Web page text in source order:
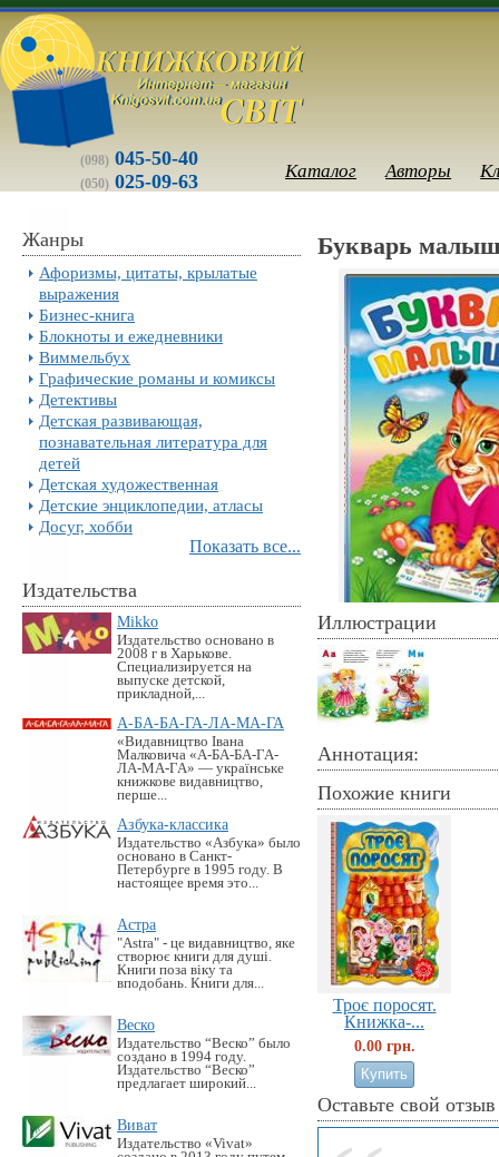
(098) 045-50-40
(050) 025-09-63 Каталог Авторы
Жанры
Афоризмы, цитаты, крылатые
выражения
Бизнес-книга
Блокноты и ежедневники
Виммельбух
Графические романы и комиксы
Детективы
Детская развивающая,
познавательная литература для
детей
Детская художественная
Детские энциклопедии, атласы
Досуг, хобби
Показать все...
Издательства
Mikko
Издательство основано в
2008 г в Харькове.
Специализируется на
выпуске детской,
прикладной,...
А-БА-БА-ГА-ЛА-МА-ГА
«Видавництво Івана
Малковича «А-БА-БА-ГА-
ЛА-МА-ГА» — українське
книжкове видавництво,
перше...
Азбука-классика
Издательство «Азбука» было
основано в Санкт-
Петербурге в 1995 году. В
настоящее время это...
Астра
"Astra" - це видавництво, яке
створює книги для душі.
Книги поза віку та
вподобань. Книги для...
Веско
Издательство “Веско” было
создано в 1994 году.
Издательство “Веско”
предлагает широкий...
Виват
Издательство «Vivat»
Букварь
Иллюстрации
Аннотация:
Похожие книги
Троє поросят.
Книжка-...
0.00 грн.
Оставьте свой отзыв